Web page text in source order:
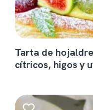
Tarta de
cítricos, higos y